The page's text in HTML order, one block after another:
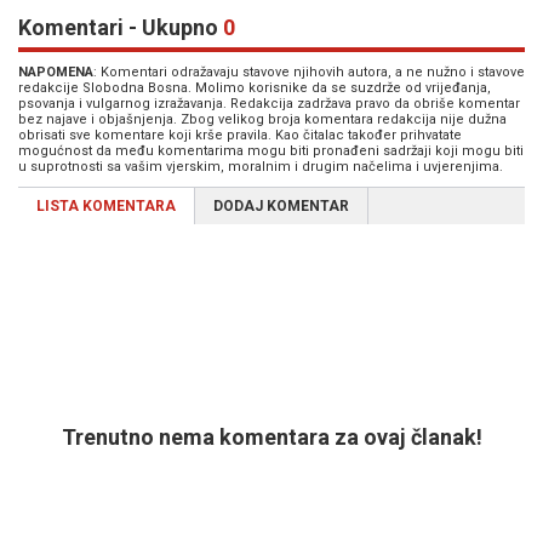
Komentari - Ukupno 0
NAPOMENA: Komentari odražavaju stavove njihovih autora, a ne nužno i stavove
redakcije Slobodna Bosna. Molimo korisnike da se suzdrže od vrijeđanja,
psovanja i vulgarnog izražavanja. Redakcija zadržava pravo da obriše komentar
bez najave i objašnjenja. Zbog velikog broja komentara redakcija nije dužna
obrisati sve komentare koji krše pravila. Kao čitalac također prihvatate
mogućnost da među komentarima mogu biti pronađeni sadržaji koji mogu biti
u suprotnosti sa vašim vjerskim, moralnim i drugim načelima i uvjerenjima.
LISTA KOMENTARA DODAJ KOMENTAR
Trenutno nema komentara za ovaj članak!